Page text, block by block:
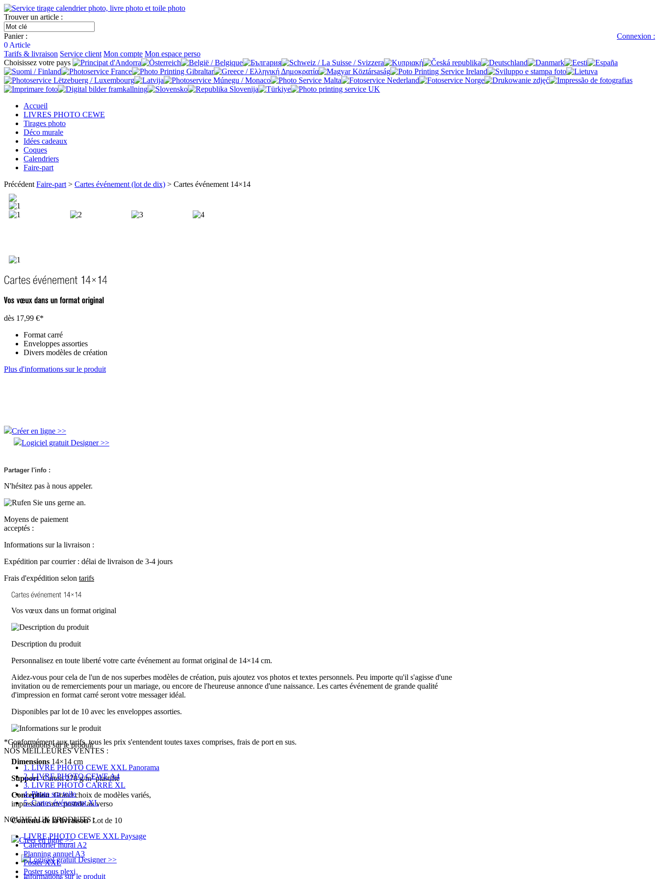
Trouver un article :
Connexion :
Panier :
0 Article
Tarifs & livraison Service client Mon compte Mon espace perso
Choisissez votre pays
Accueil
LIVRES PHOTO CEWE
Tirages photo
Déco murale
Idées cadeaux
Coques
Calendriers
Faire-part
Précédent Faire-part > Cartes événement (lot de dix) > Cartes événement 14×14
dès 17,99 €*
Format carré
Enveloppes assorties
Divers modèles de création
Plus d'informations sur le produit
Créer en ligne >>
Logiciel gratuit Designer >>
Partager l'info :
N'hésitez pas à nous appeler.
Moyens de paiement
acceptés :
Informations sur la livraison :
Expédition par courrier : délai de livraison de 3-4 jours
Frais d'expédition selon tarifs
Vos vœux dans un format original
Description du produit
Personnalisez en toute liberté votre carte événement au format original de 14×14 cm.
Aidez-vous pour cela de l'un de nos superbes modèles de création, puis ajoutez vos photos et textes personnels. Peu importe qu'il s'agisse d'une
invitation ou de remerciements pour un mariage, ou encore de l'heureuse annonce d'une naissance. Les cartes événement de grande qualité
d'impression en format carré seront votre messager idéal.
Disponibles par lot de 10 avec les enveloppes assorties.
Informations sur le produit
Dimensions 14×14 cm
SupportCarton 270 g/m² plastifié
Conception Grand choix de modèles variés,
impression carte postale au verso
Contenu de la livraisonLot de 10
Créer en ligne >>
Logiciel gratuit Designer >>
Informations sur le produit
*Conformément aux tarifs, tous les prix s'entendent toutes taxes comprises, frais de port en sus.
NOS MEILLEURES VENTES :
1. LIVRE PHOTO CEWE XXL Panorama
2. LIVRE PHOTO CEWE A4
3. LIVRE PHOTO CARRÉ XL
4. Photo sur toile
5. Cartes événement XL
NOUVEAUX PRODUITS :
LIVRE PHOTO CEWE XXL Paysage
Calendrier mural A2
Planning annuel A3
Poster XXL
Poster sous plexi